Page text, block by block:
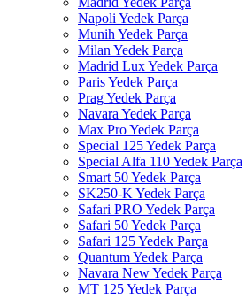
Napoli Yedek Parça
Munih Yedek Parça
Milan Yedek Parça
Madrid Lux Yedek Parça
Paris Yedek Parça
Prag Yedek Parça
Navara Yedek Parça
Max Pro Yedek Parça
Special 125 Yedek Parça
Special Alfa 110 Yedek Parça
Smart 50 Yedek Parça
SK250-K Yedek Parça
Safari PRO Yedek Parça
Safari 50 Yedek Parça
Safari 125 Yedek Parça
Quantum Yedek Parça
Navara New Yedek Parça
MT 125 Yedek Parça